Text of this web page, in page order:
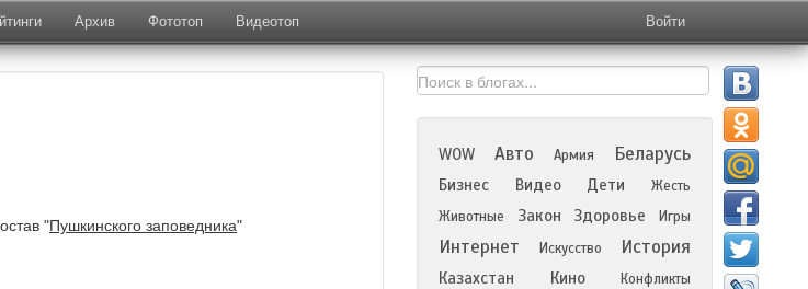
Архив Фототоп Видеотоп Войти
"Пушкинского заповедника"
WOW Авто Армия Беларусь
Бизнес Видео Дети
Жесть
Животные
Закон Здоровье Игры
Интернет Искусство История
Казахстан Кино Конфликты